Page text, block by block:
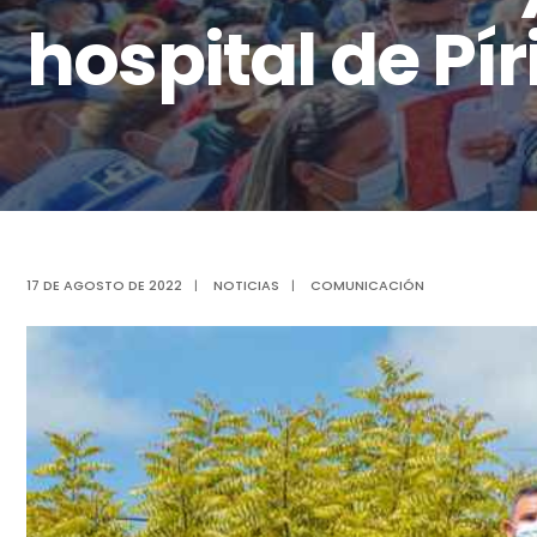
hospital de
17 DE AGOSTO DE 2022 | NOTICIAS | COMUNICACIÓN